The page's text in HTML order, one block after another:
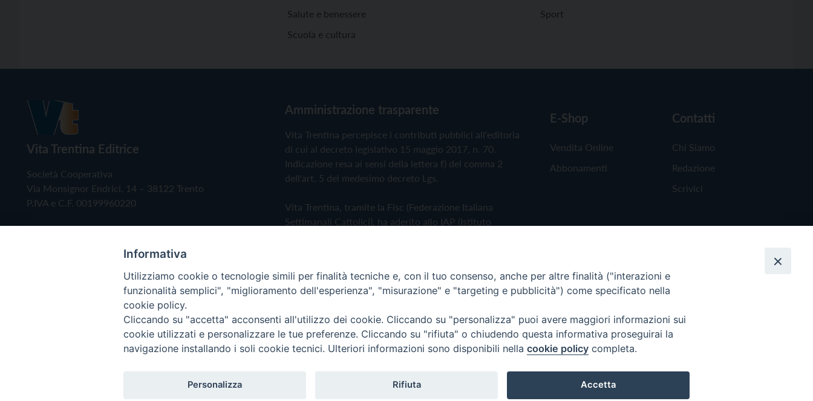
Salute e benessere
Scuola e cultura
Sport
Vita Trentina Editrice
Società Cooperativa
Via Monsignor Endrici, 14 – 38122 Trento
P.IVA e C.F. 00199960220
Amministrazione trasparente
Vita Trentina percepisce i contributi pubblici all'editoria
di cui al decreto legislativo 15 maggio 2017, n. 70.
Indicazione resa ai sensi della lettera f) del comma 2
dell'art. 5 del medesimo decreto Lgs.
Vita Trentina, tramite la Fisc (Federazione Italiana
Settimanali Cattolici), ha aderito allo IAP (Istituto
Privacy Policy Cookie Policy
E-Shop
Vendita Online
Abbonamenti
Contatti
Chi Siamo
Redazione
Scrivici
Copyright © 2019 - Tutti i diritti riservati - Vita Trentina Editrice
Informativa
Utilizziamo cookie o tecnologie simili per finalità tecniche e, con il tuo consenso, anche per altre finalità ("interazioni e
funzionalità semplici", "miglioramento dell'esperienza", "misurazione" e "targeting e pubblicità") come specificato nella
cookie policy.
Cliccando su "accetta" acconsenti all'utilizzo dei cookie. Cliccando su "personalizza" puoi avere maggiori informazioni sui
cookie utilizzati e personalizzare le tue preferenze. Cliccando su "rifiuta" o chiudendo questa informativa proseguirai la
navigazione installando i soli cookie tecnici. Ulteriori informazioni sono disponibili nella cookie policy completa.
Personalizza Rifiuta Accetta